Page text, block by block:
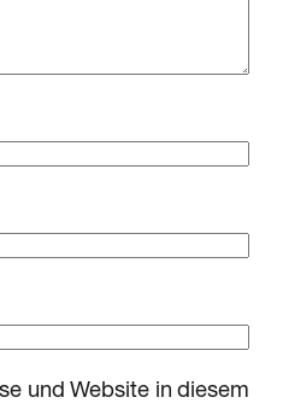
und Website in diesem